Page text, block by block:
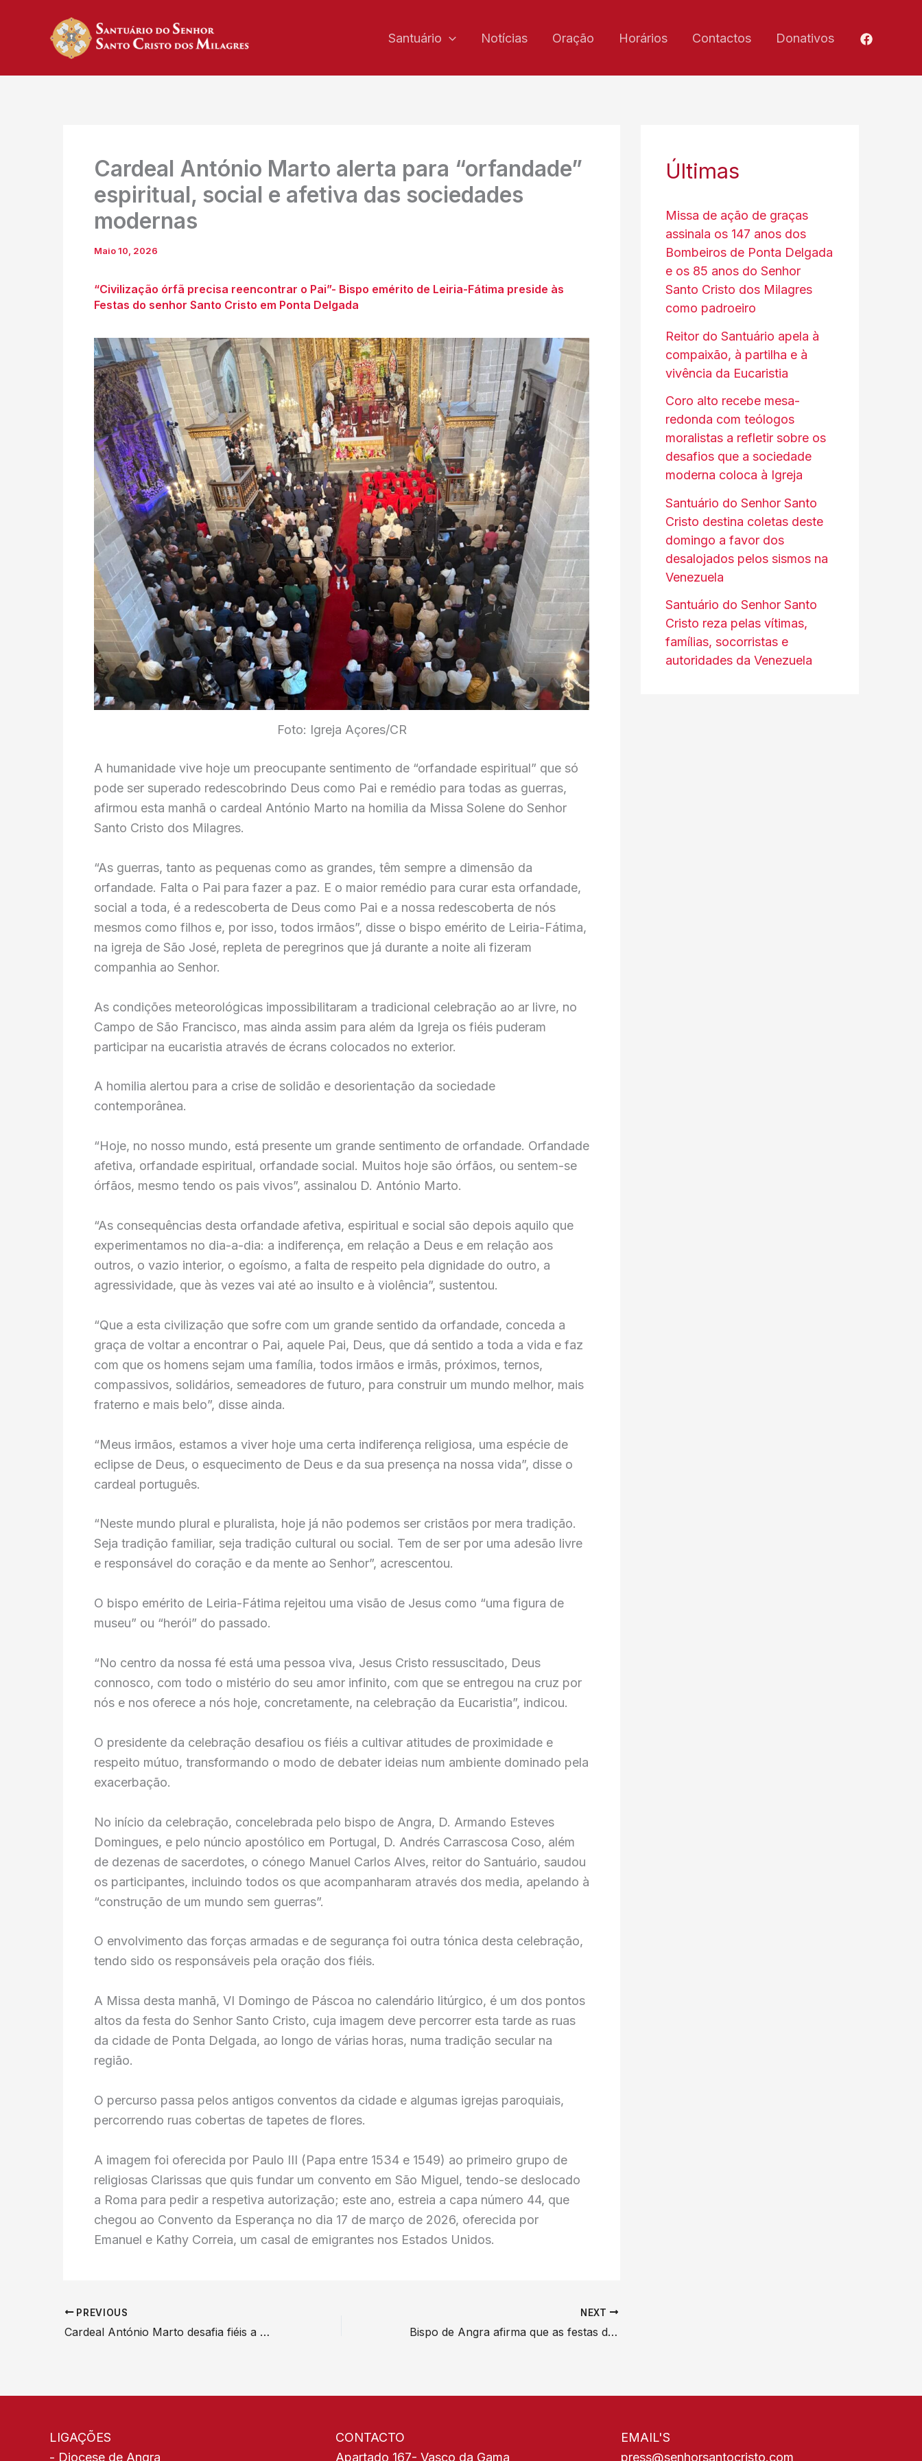
Santuário Notícias Oração Horários Contactos Donativos
Cardeal António Marto alerta para “orfandade”
espiritual, social e afetiva das sociedades
modernas
Maio 10, 2026
“Civilização órfã precisa reencontrar o Pai”- Bispo emérito de Leiria-Fátima preside às
Festas do senhor Santo Cristo em Ponta Delgada
Foto: Igreja Açores/CR
A humanidade vive hoje um preocupante sentimento de “orfandade espiritual” que só
pode ser superado redescobrindo Deus como Pai e remédio para todas as guerras,
afirmou esta manhã o cardeal António Marto na homilia da Missa Solene do Senhor
Santo Cristo dos Milagres.
“As guerras, tanto as pequenas como as grandes, têm sempre a dimensão da
orfandade. Falta o Pai para fazer a paz. E o maior remédio para curar esta orfandade,
social a toda, é a redescoberta de Deus como Pai e a nossa redescoberta de nós
mesmos como filhos e, por isso, todos irmãos”, disse o bispo emérito de Leiria-Fátima,
na igreja de São José, repleta de peregrinos que já durante a noite ali fizeram
companhia ao Senhor.
As condições meteorológicas impossibilitaram a tradicional celebração ao ar livre, no
Campo de São Francisco, mas ainda assim para além da Igreja os fiéis puderam
participar na eucaristia através de écrans colocados no exterior.
A homilia alertou para a crise de solidão e desorientação da sociedade
contemporânea.
“Hoje, no nosso mundo, está presente um grande sentimento de orfandade. Orfandade
afetiva, orfandade espiritual, orfandade social. Muitos hoje são órfãos, ou sentem-se
órfãos, mesmo tendo os pais vivos”, assinalou D. António Marto.
“As consequências desta orfandade afetiva, espiritual e social são depois aquilo que
experimentamos no dia-a-dia: a indiferença, em relação a Deus e em relação aos
outros, o vazio interior, o egoísmo, a falta de respeito pela dignidade do outro, a
agressividade, que às vezes vai até ao insulto e à violência”, sustentou.
“Que a esta civilização que sofre com um grande sentido da orfandade, conceda a
graça de voltar a encontrar o Pai, aquele Pai, Deus, que dá sentido a toda a vida e faz
com que os homens sejam uma família, todos irmãos e irmãs, próximos, ternos,
compassivos, solidários, semeadores de futuro, para construir um mundo melhor, mais
fraterno e mais belo”, disse ainda.
“Meus irmãos, estamos a viver hoje uma certa indiferença religiosa, uma espécie de
eclipse de Deus, o esquecimento de Deus e da sua presença na nossa vida”, disse o
cardeal português.
“Neste mundo plural e pluralista, hoje já não podemos ser cristãos por mera tradição.
Seja tradição familiar, seja tradição cultural ou social. Tem de ser por uma adesão livre
e responsável do coração e da mente ao Senhor”, acrescentou.
O bispo emérito de Leiria-Fátima rejeitou uma visão de Jesus como “uma figura de
museu” ou “herói” do passado.
“No centro da nossa fé está uma pessoa viva, Jesus Cristo ressuscitado, Deus
connosco, com todo o mistério do seu amor infinito, com que se entregou na cruz por
nós e nos oferece a nós hoje, concretamente, na celebração da Eucaristia”, indicou.
O presidente da celebração desafiou os fiéis a cultivar atitudes de proximidade e
respeito mútuo, transformando o modo de debater ideias num ambiente dominado pela
exacerbação.
No início da celebração, concelebrada pelo bispo de Angra, D. Armando Esteves
Domingues, e pelo núncio apostólico em Portugal, D. Andrés Carrascosa Coso, além
de dezenas de sacerdotes, o cónego Manuel Carlos Alves, reitor do Santuário, saudou
os participantes, incluindo todos os que acompanharam através dos media, apelando à
“construção de um mundo sem guerras”.
O envolvimento das forças armadas e de segurança foi outra tónica desta celebração,
tendo sido os responsáveis pela oração dos fiéis.
A Missa desta manhã, VI Domingo de Páscoa no calendário litúrgico, é um dos pontos
altos da festa do Senhor Santo Cristo, cuja imagem deve percorrer esta tarde as ruas
da cidade de Ponta Delgada, ao longo de várias horas, numa tradição secular na
região.
O percurso passa pelos antigos conventos da cidade e algumas igrejas paroquiais,
percorrendo ruas cobertas de tapetes de flores.
A imagem foi oferecida por Paulo III (Papa entre 1534 e 1549) ao primeiro grupo de
religiosas Clarissas que quis fundar um convento em São Miguel, tendo-se deslocado
a Roma para pedir a respetiva autorização; este ano, estreia a capa número 44, que
chegou ao Convento da Esperança no dia 17 de março de 2026, oferecida por
Emanuel e Kathy Correia, um casal de emigrantes nos Estados Unidos.
PREVIOUS
Cardeal António Marto desafia fiéis a reconhecer o sofrimento do mundo a partir do rosto desfigurado de Jesus
NEXT
Bispo de Angra afirma que as festas do Senhor Santo Cristo foram testemunho visível de “comunhão e fraternidade” e tiveram uma participação marcada pela amabilidade, pela fraternidade e pelo espírito de família
Últimas
Missa de ação de graças
assinala os 147 anos dos
Bombeiros de Ponta Delgada
e os 85 anos do Senhor
Santo Cristo dos Milagres
como padroeiro
Reitor do Santuário apela à
compaixão, à partilha e à
vivência da Eucaristia
Coro alto recebe mesa-
redonda com teólogos
moralistas a refletir sobre os
desafios que a sociedade
moderna coloca à Igreja
Santuário do Senhor Santo
Cristo destina coletas deste
domingo a favor dos
desalojados pelos sismos na
Venezuela
Santuário do Senhor Santo
Cristo reza pelas vítimas,
famílias, socorristas e
autoridades da Venezuela
LIGAÇÕES
- Diocese de Angra
CONTACTO
Apartado 167- Vasco da Gama
EMAIL'S
press@senhorsantocristo.com